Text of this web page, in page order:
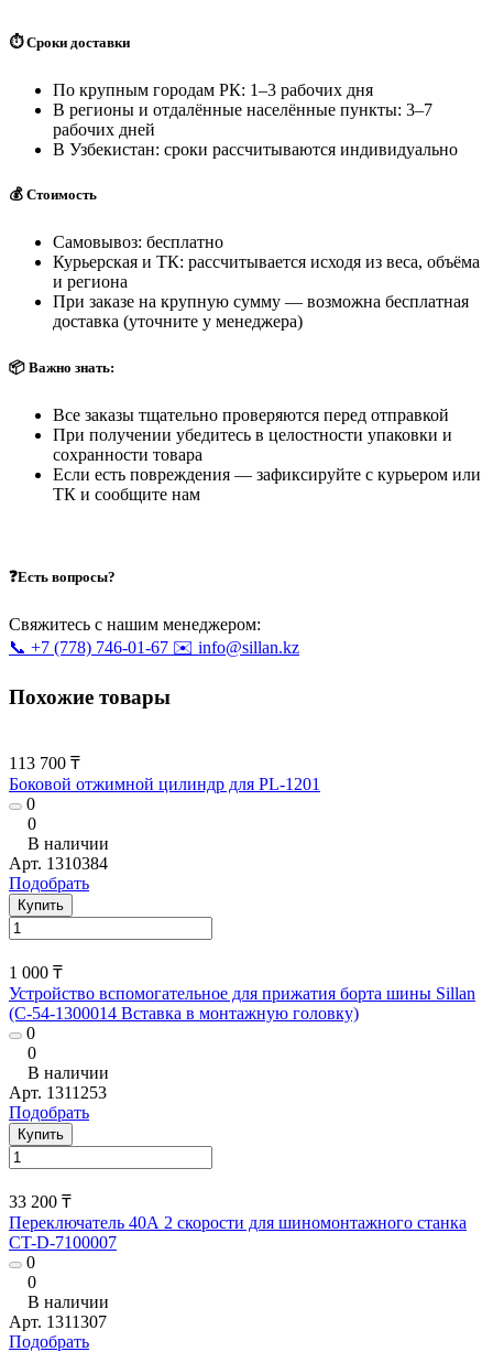
⏱️ Сроки доставки
По крупным городам РК: 1–3 рабочих дня
В регионы и отдалённые населённые пункты: 3–7
рабочих дней
В Узбекистан: сроки рассчитываются индивидуально
💰 Стоимость
Самовывоз: бесплатно
Курьерская и ТК: рассчитывается исходя из веса, объёма
и региона
При заказе на крупную сумму — возможна бесплатная
доставка (уточните у менеджера)
📦 Важно знать:
Все заказы тщательно проверяются перед отправкой
При получении убедитесь в целостности упаковки и
сохранности товара
Если есть повреждения — зафиксируйте с курьером или
ТК и сообщите нам
❓Есть вопросы?
Свяжитесь с нашим менеджером:
📞 +7 (778) 746-01-67 ✉️ info@sillan.kz
Похожие товары
113 700 ₸
Боковой отжимной цилиндр для PL-1201
0
0
В наличии
Арт. 1310384
Подобрать
Купить
1 000 ₸
Устройство вспомогательное для прижатия борта шины Sillan
(С-54-1300014 Вставка в монтажную головку)
0
0
В наличии
Арт. 1311253
Подобрать
Купить
33 200 ₸
Переключатель 40А 2 скорости для шиномонтажного станка
CT-D-7100007
0
0
В наличии
Арт. 1311307
Подобрать